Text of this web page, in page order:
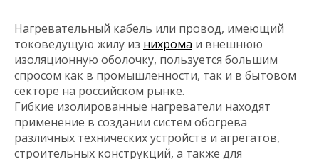
Нагревательный кабель или провод, имеющий
токоведущую жилу из нихрома и внешнюю
изоляционную оболочку, пользуется большим
спросом как в промышленности, так и в бытовом
секторе на российском рынке.
Гибкие изолированные нагреватели находят
применение в создании систем обогрева
различных технических устройств и агрегатов,
строительных конструкций, а также для